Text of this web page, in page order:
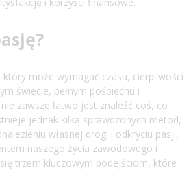
może wymagać czasu, cierpliwości
świecie, pełnym pośpiechu i
zawsze łatwo jest znaleźć coś, co
jednak kilka sprawdzonych metod,
własnej drogi i odkryciu pasji,
naszego życia zawodowego i
trzem kluczowym podejściom, które